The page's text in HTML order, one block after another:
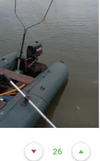
деда
100м. И в отвес
толи зацеп,
но я думаю
и я ее в
так получилось
Ну и как всегда
26